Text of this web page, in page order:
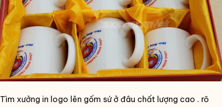
Tìm xưởng in logo lên gốm sứ ở đâu chất lượng cao . rõ